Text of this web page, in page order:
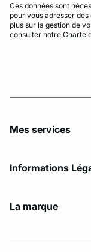
Ces données sont
pour vous adresser
plus sur la gestion de
consulter notre Charte
Mes services
Informations
La marque